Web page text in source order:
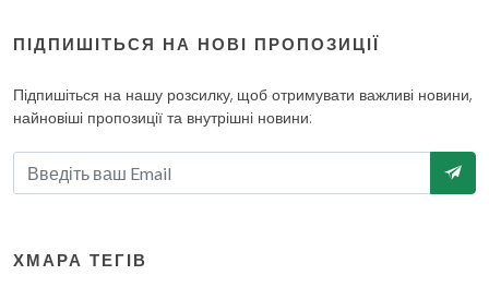
ПІДПИШІТЬСЯ НА НОВІ ПРОПОЗИЦІЇ
Підпишіться на нашу розсилку, щоб отримувати важливі новини,
найновіші пропозиції та внутрішні новини:
ХМАРА ТЕГІВ